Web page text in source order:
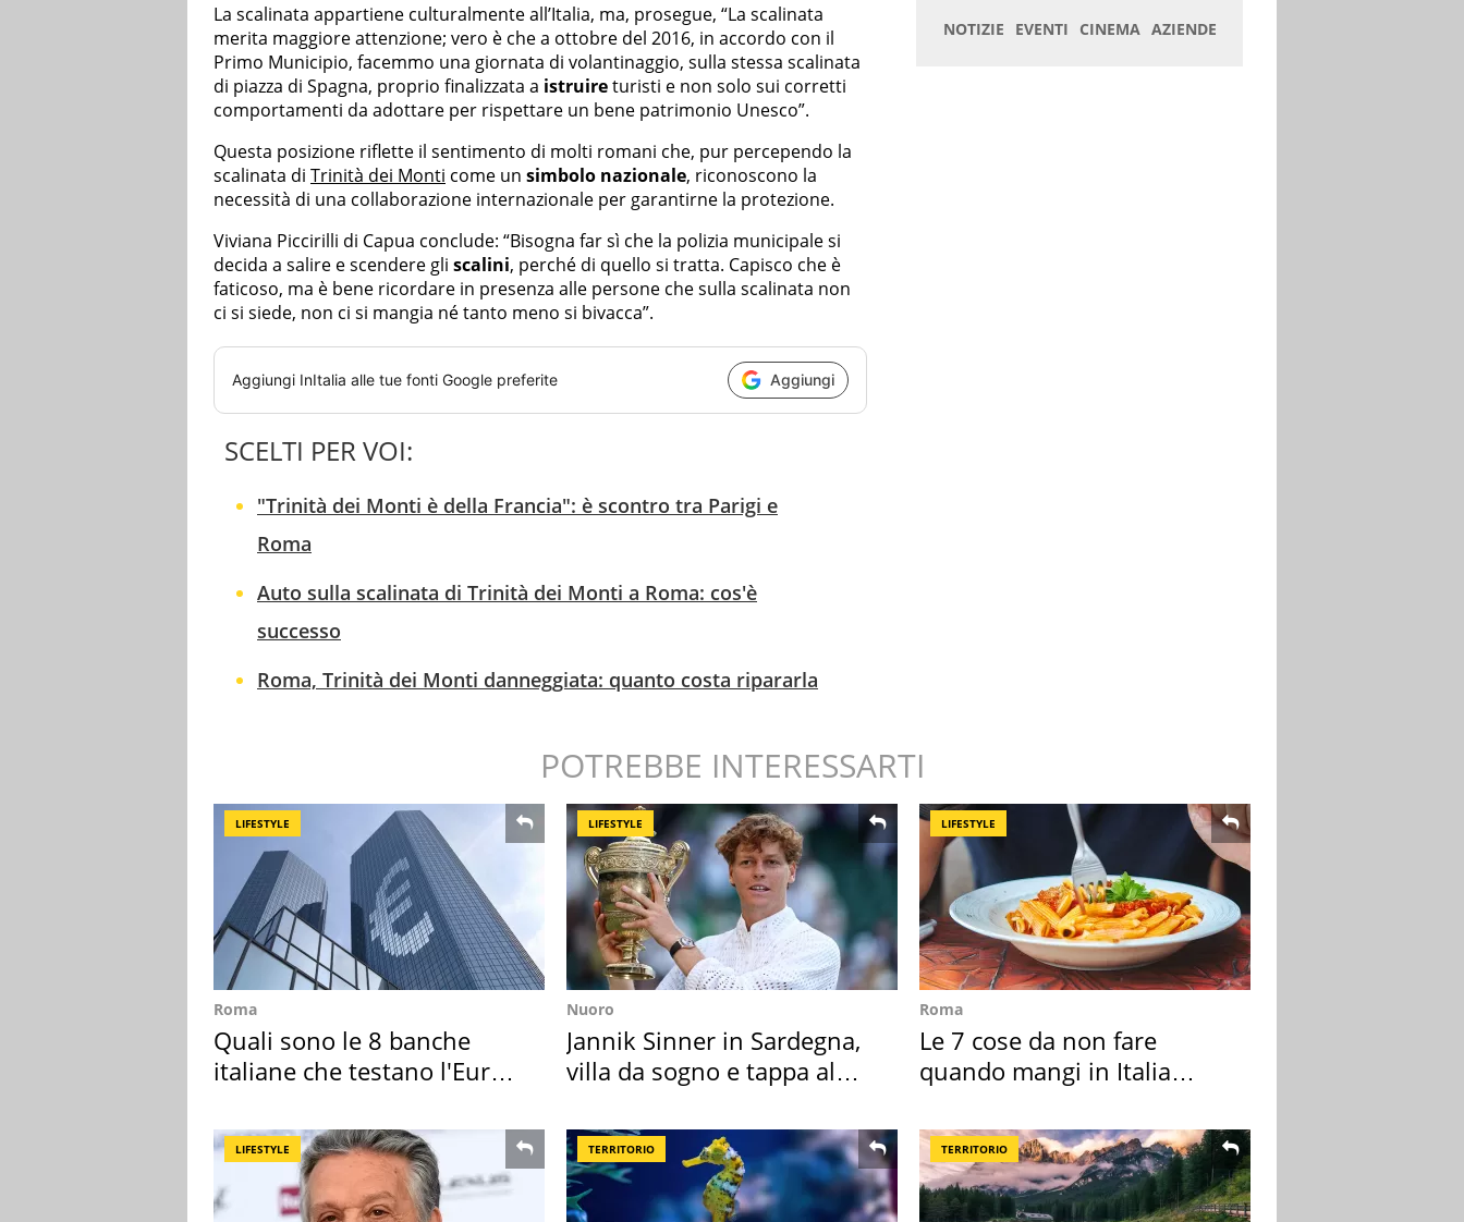
La scalinata appartiene culturalmente all’Italia, ma, prosegue, “La scalinata
merita maggiore attenzione; vero è che a ottobre del 2016, in accordo con il
Primo Municipio, facemmo una giornata di volantinaggio, sulla stessa scalinata
di piazza di Spagna, proprio finalizzata a istruireturisti e non solo sui corretti
comportamenti da adottare per rispettare un bene patrimonio Unesco”.
Questa posizione riflette il sentimento di molti romani che, pur percependo la
scalinata di Trinità dei Monti come un simbolo nazionale, riconoscono la
necessità di una collaborazione internazionale per garantirne la protezione.
Viviana Piccirilli di Capua conclude: “Bisogna far sì che la polizia municipale si
decida a salire e scendere gli scalini, perché di quello si tratta. Capisco che è
faticoso, ma è bene ricordare in presenza alle persone che sulla scalinata non
ci si siede, non ci si mangia né tanto meno si bivacca”.
Aggiungi InItalia alle tue fonti Google preferite Aggiungi
SCELTI PER VOI:
"Trinità dei Monti è della Francia": è scontro tra Parigi e
Roma
Auto sulla scalinata di Trinità dei Monti a Roma: cos'è
successo
Roma, Trinità dei Monti danneggiata: quanto costa ripararla
POTREBBE INTERESSARTI
LIFESTYLE
Roma
Quali sono le 8 banche
italiane che testano l'Euro
LIFESTYLE
Nuoro
Jannik Sinner in Sardegna,
villa da sogno e tappa al
LIFESTYLE
Roma
Le 7 cose da non fare
quando mangi in Italia
LIFESTYLE TERRITORIO TERRITORIO